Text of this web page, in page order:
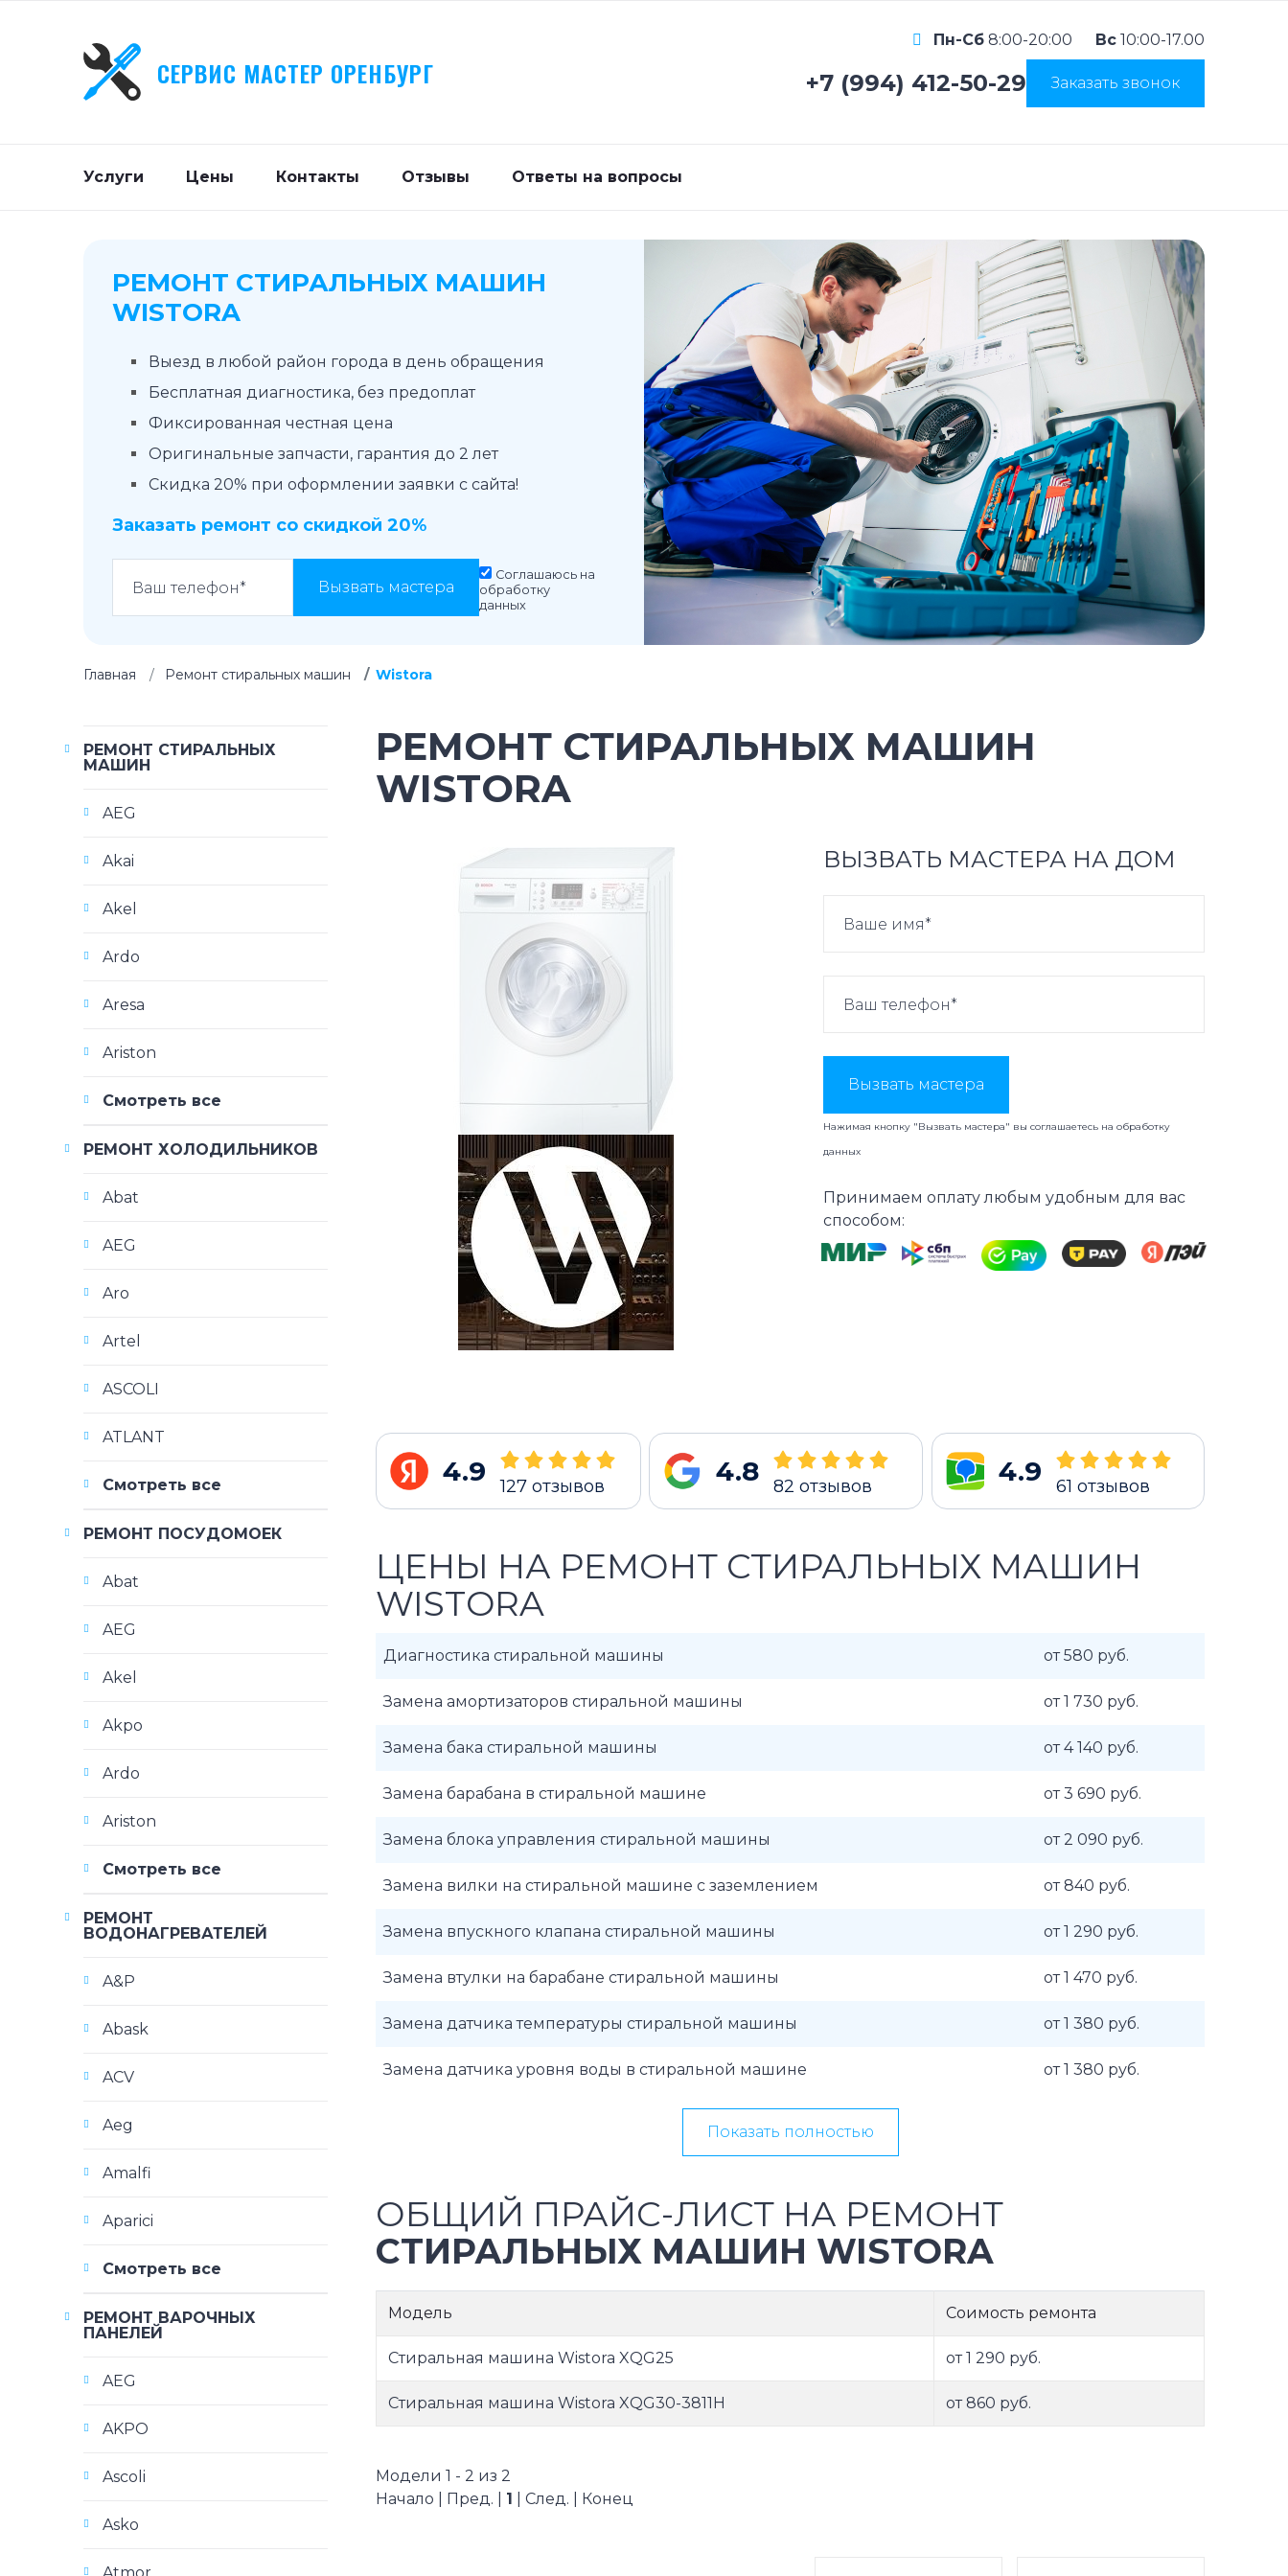
СЕРВИС МАСТЕР ОРЕНБУРГ
Пн-Сб 8:00-20:00 Вс 10:00-17.00
+7 (994) 412-50-29 Заказать звонок
Услуги Цены Контакты Отзывы Ответы на вопросы
РЕМОНТ СТИРАЛЬНЫХ МАШИН
WISTORA
Выезд в любой район города в день обращения
Бесплатная диагностика, без предоплат
Фиксированная честная цена
Оригинальные запчасти, гарантия до 2 лет
Скидка 20% при оформлении заявки с сайта!
Заказать ремонт со скидкой 20%
Вызвать мастера
Соглашаюсь на
обработку
данных
Главная Ремонт стиральных машин Wistora
РЕМОНТ СТИРАЛЬНЫХ МАШИН
WISTORA
ВЫЗВАТЬ МАСТЕРА НА ДОМ
Вызвать мастера
Нажимая кнопку "Вызвать мастера" вы соглашаетесь наобработку
данных
Принимаем оплату любым удобным для вас
способом:
4.9 127 отзывов 4.8 82 отзывов 4.9 61 отзывов
ЦЕНЫ НА РЕМОНТ СТИРАЛЬНЫХ МАШИН
WISTORA
Диагностика стиральной машины от 580 руб.
Замена амортизаторов стиральной машины от 1 730 руб.
Замена бака стиральной машины от 4 140 руб.
Замена барабана в стиральной машине от 3 690 руб.
Замена блока управления стиральной машины от 2 090 руб.
Замена вилки на стиральной машине с заземлением от 840 руб.
Замена впускного клапана стиральной машины от 1 290 руб.
Замена втулки на барабане стиральной машины от 1 470 руб.
Замена датчика температуры стиральной машины от 1 380 руб.
Замена датчика уровня воды в стиральной машине от 1 380 руб.
Показать полностью
ОБЩИЙ ПРАЙС-ЛИСТ НА РЕМОНТ
СТИРАЛЬНЫХ МАШИН WISTORA
Модель Соимость ремонта
Стиральная машина Wistora XQG25 от 1 290 руб.
Стиральная машина Wistora XQG30-3811H от 860 руб.
Модели 1 - 2 из 2
Начало | Пред. | 1 | След. | Конец
РЕМОНТ СТИРАЛЬНЫХ
МАШИН
AEG
Akai
Akel
Ardo
Aresa
Ariston
Смотреть все
РЕМОНТ ХОЛОДИЛЬНИКОВ
Abat
AEG
Aro
Artel
ASCOLI
ATLANT
Смотреть все
РЕМОНТ ПОСУДОМОЕК
Abat
AEG
Akel
Akpo
Ardo
Ariston
Смотреть все
РЕМОНТ
ВОДОНАГРЕВАТЕЛЕЙ
A&P
Abask
ACV
Aeg
Amalfi
Aparici
Смотреть все
РЕМОНТ ВАРОЧНЫХ
ПАНЕЛЕЙ
AEG
AKPO
Ascoli
Asko